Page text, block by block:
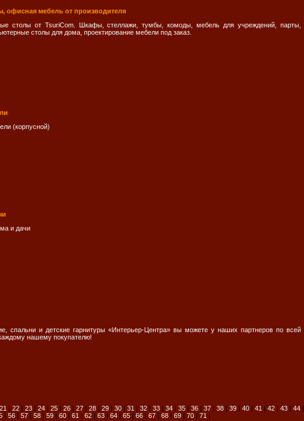
офисная мебель от производителя
столы от TsuriCom. Шкафы, стеллажи, тумбы, комоды, мебель для учреждений, парты,
столы для дома, проектирование мебели под заказ.
(корпусной)
и дачи
спальни и детские гарнитуры «Интерьер-Центра» вы можете у наших партнеров по всей
нашему покупателю!
21 | 22| 23| 24| 25| 26| 27| 28| 29| 30| 31 | 32| 33| 34| 35| 36| 37| 38| 39| 40| 41 | 42| 43| 44|
| 56| 57| 58| 59| 60| 61 | 62| 63| 64| 65| 66| 67| 68| 69| 70| 71 |